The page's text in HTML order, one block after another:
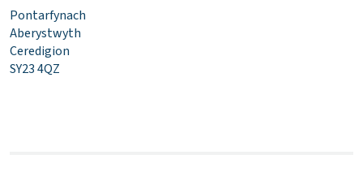
Pontarfynach
Aberystwyth
Ceredigion
SY23 4QZ